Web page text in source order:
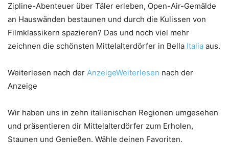
Zipline-Abenteuer über Täler erleben, Open-Air-Gemälde
an Hauswänden bestaunen und durch die Kulissen von
Filmklassikern spazieren? Das und noch viel mehr
zeichnen die schönsten Mittelalterdörfer in Bella Italia aus.
Weiterlesen nach der AnzeigeWeiterlesen nach der
Anzeige
Wir haben uns in zehn italienischen Regionen umgesehen
und präsentieren dir Mittelalterdörfer zum Erholen,
Staunen und Genießen. Wähle deinen Favoriten.